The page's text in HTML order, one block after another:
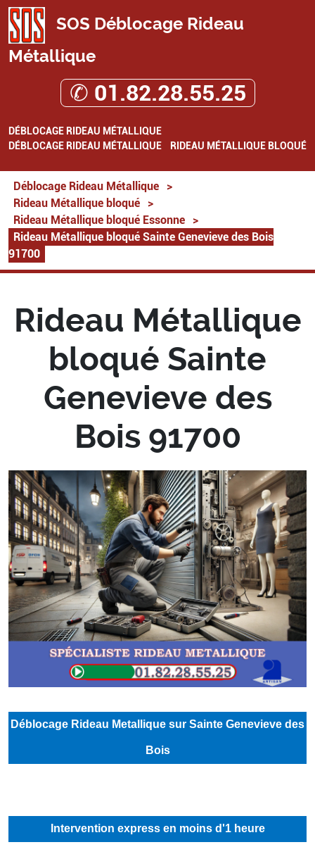
SOS Déblocage Rideau
Métallique
✆ 01.82.28.55.25
DÉBLOCAGE RIDEAU MÉTALLIQUE
DÉBLOCAGE RIDEAU MÉTALLIQUE
RIDEAU MÉTALLIQUE BLOQUÉ
Déblocage Rideau Métallique
>
Rideau Métallique bloqué
>
Rideau Métallique bloqué Essonne
>
Rideau Métallique bloqué Sainte Genevieve des Bois
91700
Rideau Métallique
bloqué Sainte
Genevieve des
Bois 91700
Déblocage Rideau Metallique sur Sainte Genevieve des
Bois
Intervention express en moins d'1 heure